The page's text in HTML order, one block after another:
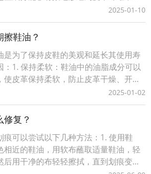
弹性，防止皮革干燥、开裂。2. 颜色匹
种鞋油通常会与不同颜色的鞋子相匹
适应的鞋油可以使鞋子的颜色更加鲜
分，让鞋子看起来更加美观。
2025-01-10
鞋油？
是为了保持皮鞋的美观和延长其使用寿
：1. 保持柔软：鞋油中的油脂成分可以
使皮革保持柔软，防止皮革干燥、开
期使用鞋油可以使皮鞋表面更加光滑、
果。3. 防水防污：一些高级鞋油含有防
表面形成保护膜，使其具有一定的防
渗透。4. 延长寿命：
2025-01-02
复？
痕可以尝试以下几种方法：1. 使用鞋
相近的鞋油，用软布蘸取适量鞋油，轻
用干净的布轻轻擦拭，直到划痕变得